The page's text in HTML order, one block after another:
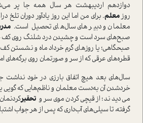
دوازدهم اردیبهشت هر سال همه جا پر
روزمعلم. برای من اما این روز یادآور دوران تلخ
معلمان و دبیر‌های سال‌های تحصیل ا‌ست.
صبح‌های سرد ا‌ست و چشیدن درد شلنگ روی
صبحگاهی؛ یا روزهای گرم خرداد ماه و نشستن
قطره‌های عرقی که از سر و صورتمان روی برگه‌های
سال‌های بعد هیچ اتفاق بارزی در خود نداشت
خرد‌شدن آن به‌دست معلمان و ناظم‌هایی که گویی
می‌دیدند؛ از قیچی‌کردن موی سر و تحقیر‌
گرفته، تا سیلی‌های آب‌داری که پس از هر جواب